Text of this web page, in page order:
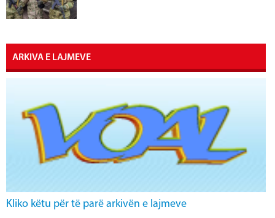
ARKIVA E LAJMEVE
Kliko këtu për të parë arkivën e lajmeve